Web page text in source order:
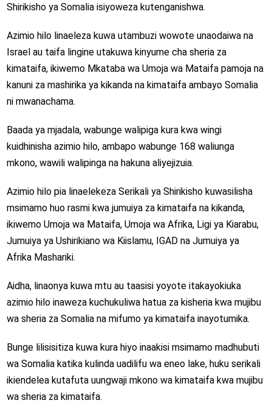
Shirikisho ya Somalia isiyoweza kutenganishwa.
Azimio hilo linaeleza kuwa utambuzi wowote unaodaiwa na
Israel au taifa lingine utakuwa kinyume cha sheria za
kimataifa, ikiwemo Mkataba wa Umoja wa Mataifa pamoja na
kanuni za mashirika ya kikanda na kimataifa ambayo Somalia
ni mwanachama.
Baada ya mjadala, wabunge walipiga kura kwa wingi
kuidhinisha azimio hilo, ambapo wabunge 168 waliunga
mkono, wawili walipinga na hakuna aliyejizuia.
Azimio hilo pia linaelekeza Serikali ya Shirikisho kuwasilisha
msimamo huo rasmi kwa jumuiya za kimataifa na kikanda,
ikiwemo Umoja wa Mataifa, Umoja wa Afrika, Ligi ya Kiarabu,
Jumuiya ya Ushirikiano wa Kiislamu, IGAD na Jumuiya ya
Afrika Mashariki.
Aidha, linaonya kuwa mtu au taasisi yoyote itakayokiuka
azimio hilo inaweza kuchukuliwa hatua za kisheria kwa mujibu
wa sheria za Somalia na mifumo ya kimataifa inayotumika.
Bunge lilisisitiza kuwa kura hiyo inaakisi msimamo madhubuti
wa Somalia katika kulinda uadilifu wa eneo lake, huku serikali
ikiendelea kutafuta uungwaji mkono wa kimataifa kwa mujibu
wa sheria za kimataifa.